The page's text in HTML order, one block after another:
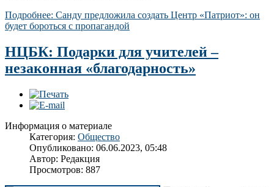
Подробнее: Санду предложила создать Центр «Патриот»: он
будет бороться с пропагандой
НЦБК: Подарки для учителей –
незаконная «благодарность»
Информация о материале
Категория: Общество
Опубликовано: 06.06.2023, 05:48
Автор: Редакция
Просмотров: 887